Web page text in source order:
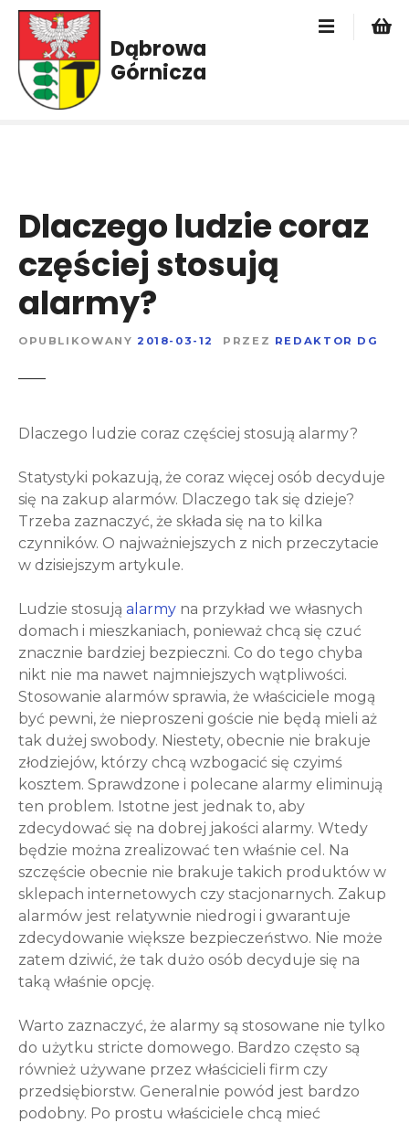
Dąbrowa
Górnicza
Dlaczego ludzie coraz
częściej stosują
alarmy?
OPUBLIKOWANY 2018-03-12 PRZEZ REDAKTOR DG
Dlaczego ludzie coraz częściej stosują alarmy?
Statystyki pokazują, że coraz więcej osób decyduje
się na zakup alarmów. Dlaczego tak się dzieje?
Trzeba zaznaczyć, że składa się na to kilka
czynników. O najważniejszych z nich przeczytacie
w dzisiejszym artykule.
Ludzie stosują alarmy na przykład we własnych
domach i mieszkaniach, ponieważ chcą się czuć
znacznie bardziej bezpieczni. Co do tego chyba
nikt nie ma nawet najmniejszych wątpliwości.
Stosowanie alarmów sprawia, że właściciele mogą
być pewni, że nieproszeni goście nie będą mieli aż
tak dużej swobody. Niestety, obecnie nie brakuje
złodziejów, którzy chcą wzbogacić się czyimś
kosztem. Sprawdzone i polecane alarmy eliminują
ten problem. Istotne jest jednak to, aby
zdecydować się na dobrej jakości alarmy. Wtedy
będzie można zrealizować ten właśnie cel. Na
szczęście obecnie nie brakuje takich produktów w
sklepach internetowych czy stacjonarnych. Zakup
alarmów jest relatywnie niedrogi i gwarantuje
zdecydowanie większe bezpieczeństwo. Nie może
zatem dziwić, że tak dużo osób decyduje się na
taką właśnie opcję.
Warto zaznaczyć, że alarmy są stosowane nie tylko
do użytku stricte domowego. Bardzo często są
również używane przez właścicieli firm czy
przedsiębiorstw. Generalnie powód jest bardzo
podobny. Po prostu właściciele chcą mieć